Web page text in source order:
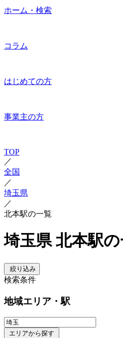
ホーム・検索
コラム
はじめての方
事業主の方
TOP
／
全国
／
埼玉県
／
北本駅の一覧
埼玉県 北本駅
絞り込み
検索条件
地域エリア・駅
エリアから探す